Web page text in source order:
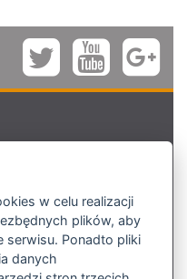
w celu realizacji
plików, aby
serwisu. Ponadto pliki
danych